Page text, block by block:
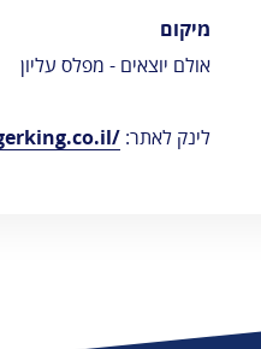
מיקום
אולם יוצאים - מפלס עליון
לינק לאתר: